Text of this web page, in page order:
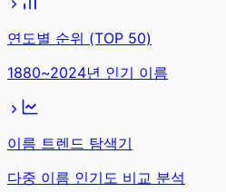
연도별 순위 (TOP 50)
1880~2024년 인기 이름
이름 트렌드 탐색기
다중 이름 인기도 비교 분석